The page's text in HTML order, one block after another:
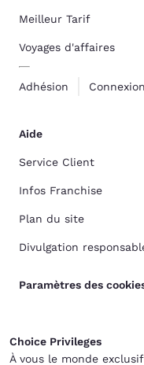
Meilleur Tarif
Voyages d'affaires
Adhésion Connexion
Aide
Service Client
Infos Franchise
Plan du site
Divulgation
Paramètres des
Choice Privileges
À vous le monde